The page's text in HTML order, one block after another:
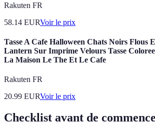
Rakuten FR
58.14 EURVoir le prix
Tasse A Cafe Halloween Chats Noirs Flous
Lantern Sur Imprime Velours Tasse
La Maison Le The Et Le Cafe
Rakuten FR
20.99 EURVoir le prix
Checklist avant de